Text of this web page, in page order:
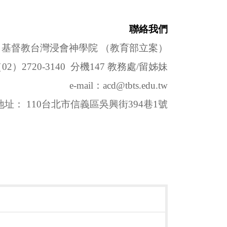
聯絡我們
基督教台灣浸會神學院 （教育部立案）
02）2720-3140 分機147 教務處/留姊妹
e-mail：acd@tbts.edu.tw
址： 110台北市信義區吳興街394巷1號